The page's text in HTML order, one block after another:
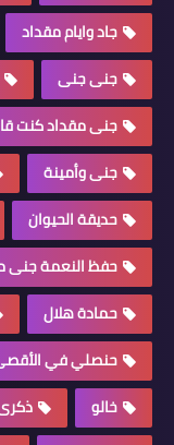
جاد وايام مقداد
جنى جنى
جنى مقداد كنت
جنى وأمينة
حديقة الحيوان
حفظ النعمة جنى
حمادة هلال
حنصلي في
خالو